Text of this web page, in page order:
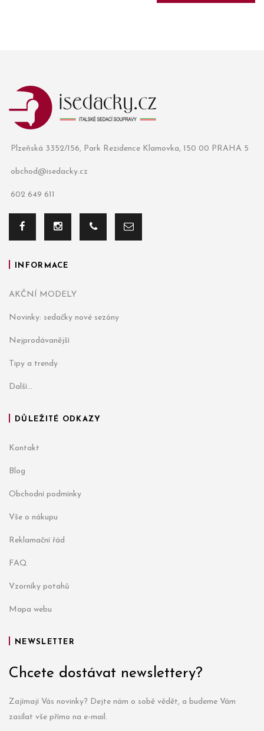
Plzeňská 3352/156, Park Rezidence Klamovka, 150 00 PRAHA 5
obchod@isedacky.cz
602 649 611
INFORMACE
AKČNÍ MODELY
Novinky: sedačky nové sezóny
Nejprodávanější
Tipy a trendy
Další...
DŮLEŽITÉ ODKAZY
Kontakt
Blog
Obchodní podmínky
Vše o nákupu
Reklamační řád
FAQ
Vzorníky potahů
Mapa webu
NEWSLETTER
Chcete dostávat newslettery?
Zajímají Vás novinky? Dejte nám o sobě vědět, a budeme Vám
zasílat vše přímo na e-mail.